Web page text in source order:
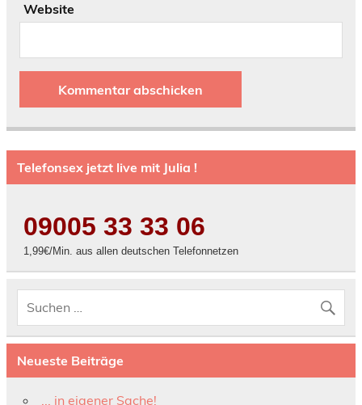
Website
Telefonsex jetzt live mit Julia !
09005 33 33 06
1,99€/Min. aus allen deutschen Telefonnetzen
Neueste Beiträge
,,, in eigener Sache!